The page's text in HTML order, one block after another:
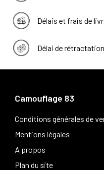
Délais et frais de
Délai de rétractation
Camouflage 83
Conditions générales de
Mentions légales
A propos
Plan du site